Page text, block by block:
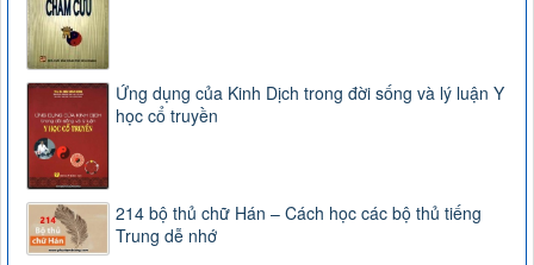
Ứng dụng của Kinh Dịch trong đời sống và lý luận Y
học cổ truyền
214 bộ thủ chữ Hán – Cách học các bộ thủ tiếng
Trung dễ nhớ